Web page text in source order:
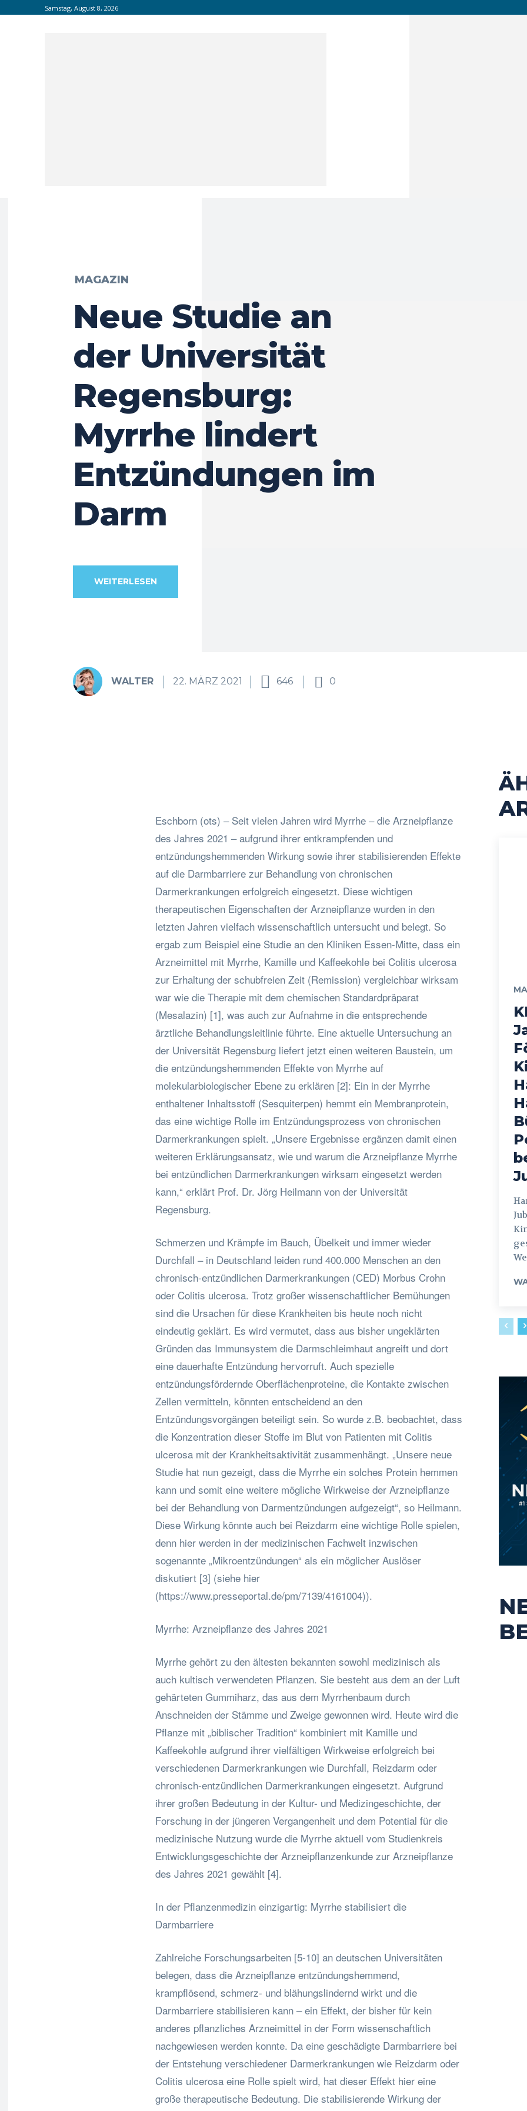
Samstag, August 8, 2026
MAGAZIN
Neue Studie an
der Universität
Regensburg:
Myrrhe lindert
Entzündungen im
Darm
WEITERLESEN
WALTER 22. MÄRZ 2021 646 0
WhatsApp
Eschborn (ots) – Seit vielen Jahren wird Myrrhe – die Arzneipflanze
des Jahres 2021 – aufgrund ihrer entkrampfenden und
entzündungshemmenden Wirkung sowie ihrer stabilisierenden Effekte
auf die Darmbarriere zur Behandlung von chronischen
Darmerkrankungen erfolgreich eingesetzt. Diese wichtigen
therapeutischen Eigenschaften der Arzneipflanze wurden in den
letzten Jahren vielfach wissenschaftlich untersucht und belegt. So
ergab zum Beispiel eine Studie an den Kliniken Essen-Mitte, dass ein
Arzneimittel mit Myrrhe, Kamille und Kaffeekohle bei Colitis ulcerosa
zur Erhaltung der schubfreien Zeit (Remission) vergleichbar wirksam
war wie die Therapie mit dem chemischen Standardpräparat
(Mesalazin) [1], was auch zur Aufnahme in die entsprechende
ärztliche Behandlungsleitlinie führte. Eine aktuelle Untersuchung an
der Universität Regensburg liefert jetzt einen weiteren Baustein, um
die entzündungshemmenden Effekte von Myrrhe auf
molekularbiologischer Ebene zu erklären [2]: Ein in der Myrrhe
enthaltener Inhaltsstoff (Sesquiterpen) hemmt ein Membranprotein,
das eine wichtige Rolle im Entzündungsprozess von chronischen
Darmerkrankungen spielt. „Unsere Ergebnisse ergänzen damit einen
weiteren Erklärungsansatz, wie und warum die Arzneipflanze Myrrhe
bei entzündlichen Darmerkrankungen wirksam eingesetzt werden
kann,“ erklärt Prof. Dr. Jörg Heilmann von der Universität
Regensburg.
Schmerzen und Krämpfe im Bauch, Übelkeit und immer wieder
Durchfall – in Deutschland leiden rund 400.000 Menschen an den
chronisch-entzündlichen Darmerkrankungen (CED) Morbus Crohn
oder Colitis ulcerosa. Trotz großer wissenschaftlicher Bemühungen
sind die Ursachen für diese Krankheiten bis heute noch nicht
eindeutig geklärt. Es wird vermutet, dass aus bisher ungeklärten
Gründen das Immunsystem die Darmschleimhaut angreift und dort
eine dauerhafte Entzündung hervorruft. Auch spezielle
entzündungsfördernde Oberflächenproteine, die Kontakte zwischen
Zellen vermitteln, könnten entscheidend an den
Entzündungsvorgängen beteiligt sein. So wurde z.B. beobachtet, dass
die Konzentration dieser Stoffe im Blut von Patienten mit Colitis
ulcerosa mit der Krankheitsaktivität zusammenhängt. „Unsere neue
Studie hat nun gezeigt, dass die Myrrhe ein solches Protein hemmen
kann und somit eine weitere mögliche Wirkweise der Arzneipflanze
bei der Behandlung von Darmentzündungen aufgezeigt“, so Heilmann.
Diese Wirkung könnte auch bei Reizdarm eine wichtige Rolle spielen,
denn hier werden in der medizinischen Fachwelt inzwischen
sogenannte „Mikroentzündungen“ als ein möglicher Auslöser
diskutiert [3] (siehe hier
(https://www.presseportal.de/pm/7139/4161004)).
Myrrhe: Arzneipflanze des Jahres 2021
Myrrhe gehört zu den ältesten bekannten sowohl medizinisch als
auch kultisch verwendeten Pflanzen. Sie besteht aus dem an der Luft
gehärteten Gummiharz, das aus dem Myrrhenbaum durch
Anschneiden der Stämme und Zweige gewonnen wird. Heute wird die
Pflanze mit „biblischer Tradition“ kombiniert mit Kamille und
Kaffeekohle aufgrund ihrer vielfältigen Wirkweise erfolgreich bei
verschiedenen Darmerkrankungen wie Durchfall, Reizdarm oder
chronisch-entzündlichen Darmerkrankungen eingesetzt. Aufgrund
ihrer großen Bedeutung in der Kultur- und Medizingeschichte, der
Forschung in der jüngeren Vergangenheit und dem Potential für die
medizinische Nutzung wurde die Myrrhe aktuell vom Studienkreis
Entwicklungsgeschichte der Arzneipflanzenkunde zur Arzneipflanze
des Jahres 2021 gewählt [4].
In der Pflanzenmedizin einzigartig: Myrrhe stabilisiert die
Darmbarriere
Zahlreiche Forschungsarbeiten [5-10] an deutschen Universitäten
belegen, dass die Arzneipflanze entzündungshemmend,
krampflösend, schmerz- und blähungslindernd wirkt und die
Darmbarriere stabilisieren kann – ein Effekt, der bisher für kein
anderes pflanzliches Arzneimittel in der Form wissenschaftlich
nachgewiesen werden konnte. Da eine geschädigte Darmbarriere bei
der Entstehung verschiedener Darmerkrankungen wie Reizdarm oder
Colitis ulcerosa eine Rolle spielt wird, hat dieser Effekt hier eine
große therapeutische Bedeutung. Die stabilisierende Wirkung der